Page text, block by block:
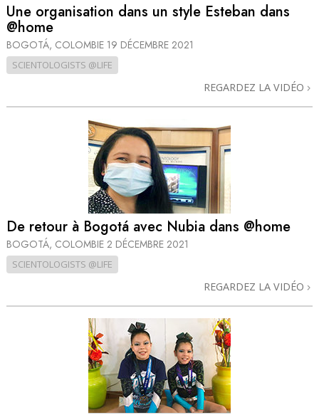
Une organisation dans un style Esteban dans
@home
BOGOTÁ, COLOMBIE 19 DÉCEMBRE 2021
SCIENTOLOGISTS @LIFE
REGARDEZ LA VIDÉO
De retour à Bogotá avec Nubia dans @home
BOGOTÁ, COLOMBIE 2 DÉCEMBRE 2021
SCIENTOLOGISTS @LIFE
REGARDEZ LA VIDÉO